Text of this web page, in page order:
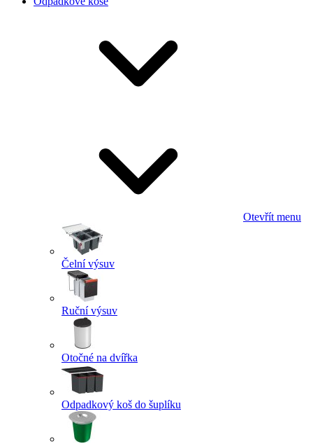
Otevřít menu
Čelní výsuv
Ruční výsuv
Otočné na dvířka
Odpadkový koš do šuplíku